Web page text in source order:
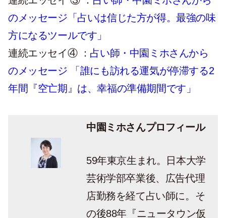
のメッセージ「占いは信じた方が得。最強の味
方になるツールです」
連続エッセイ④ ： 占い師・中園ミホさんから
のメッセージ 「誰にも訪れる運気が停滞する2
年間『空亡期』は、幸福の準備期間です」
中園ミホさんプロフィール
59年東京生まれ。日本大学
芸術学部卒業後、広告代理
店勤務を経て占い師に。そ
の後88年『ニュータウン仮